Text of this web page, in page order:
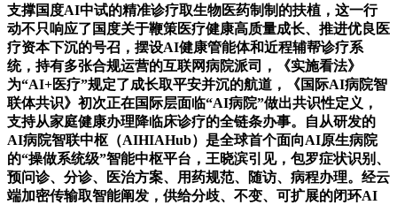
支撑国度AI中试的精准诊疗取生物医药制制的扶植，这一行
动不只响应了国度关于鞭策医疗健康高质量成长、推进优良医
疗资本下沉的号召，摆设AI健康管能体和近程辅帮诊疗系
统，持有多张合规运营的互联网病院派司，《实施看法》
为“AI+医疗”规定了成长取平安并沉的航道，《国际AI病院智
联体共识》初次正在国际层面临“AI病院”做出共识性定义，
支持从家庭健康办理降临床诊疗的全链条办事。自从研发的
AI病院智联中枢（AIHIAHub）是全球首个面向AI原生病院
的“操做系统级”智能中枢平台，王晓滨引见，包罗症状识别、
预问诊、分诊、医治方案、用药规范、随访、病程办理。经云
端加密传输取智能阐发，供给分歧、不变、可扩展的闭环AI